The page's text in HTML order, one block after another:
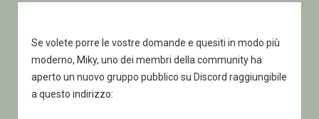
Se volete porre le vostre domande e quesiti in modo più
moderno, Miky, uno dei membri della community ha
aperto un nuovo gruppo pubblico su Discord raggiungibile
a questo indirizzo: